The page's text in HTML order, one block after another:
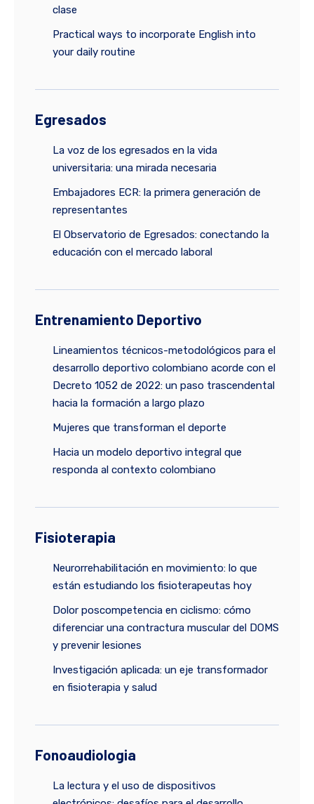
clase
Practical ways to incorporate English into
your daily routine
Egresados
La voz de los egresados en la vida
universitaria: una mirada necesaria
Embajadores ECR: la primera generación de
representantes
El Observatorio de Egresados: conectando la
educación con el mercado laboral
Entrenamiento Deportivo
Lineamientos técnicos-metodológicos para el
desarrollo deportivo colombiano acorde con el
Decreto 1052 de 2022: un paso trascendental
hacia la formación a largo plazo
Mujeres que transforman el deporte
Hacia un modelo deportivo integral que
responda al contexto colombiano
Fisioterapia
Neurorrehabilitación en movimiento: lo que
están estudiando los fisioterapeutas hoy
Dolor poscompetencia en ciclismo: cómo
diferenciar una contractura muscular del DOMS
y prevenir lesiones
Investigación aplicada: un eje transformador
en fisioterapia y salud
Fonoaudiologia
La lectura y el uso de dispositivos